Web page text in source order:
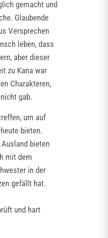
gemacht und
Glaubende
Versprechen
leben, dass
aber dieser
zu Kana war
Charakteren,
gab.
um auf
bieten.
bieten
mit dem
in der
gefällt hat.
und hart